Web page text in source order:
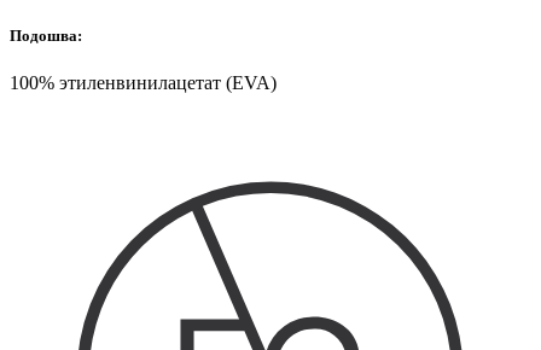
Подошва:
100% этиленвинилацетат (EVA)